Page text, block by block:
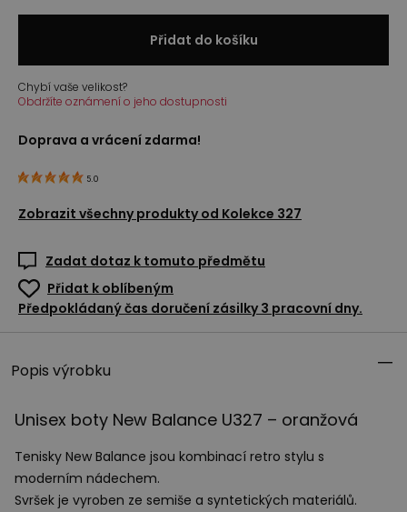
Přidat do košíku
Chybí vaše velikost?
Obdržíte oznámení o jeho dostupnosti
Doprava a vrácení zdarma!
5.0
Zobrazit všechny produkty od Kolekce 327
Zadat dotaz k tomuto předmětu
Přidat k oblíbeným
Předpokládaný čas doručení zásilky 3 pracovní dny.
Popis výrobku
Unisex boty New Balance U327 – oranžová
Tenisky New Balance jsou kombinací retro stylu s
moderním nádechem.
Svršek je vyroben ze semiše a syntetických materiálů.